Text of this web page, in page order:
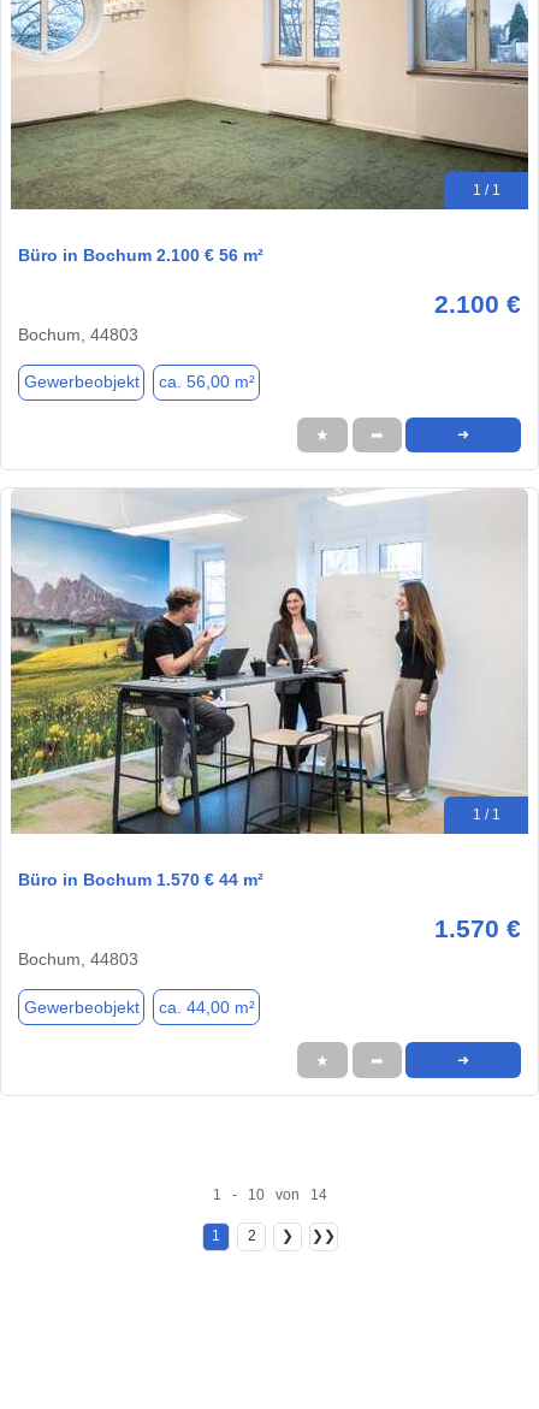
1 / 1
Büro in Bochum 2.100 € 56 m²
2.100 €
Bochum, 44803
Gewerbeobjekt ca. 56,00 m²
★ ➦ ➜
1 / 1
Büro in Bochum 1.570 € 44 m²
1.570 €
Bochum, 44803
Gewerbeobjekt ca. 44,00 m²
★ ➦ ➜
1 - 10 von 14
1 2 ❯ ❯❯